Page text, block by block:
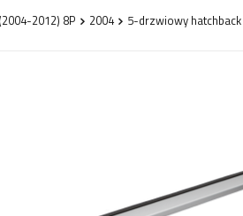
2012) 8P 2004 5-drzwiowy